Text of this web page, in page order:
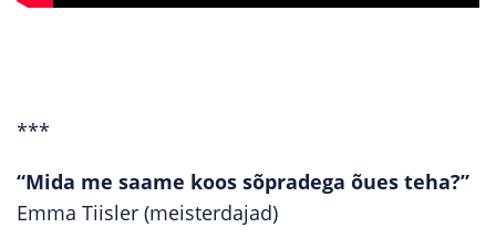
***
“Mida me saame koos sõpradega õues teha?”
Emma Tiisler (meisterdajad)